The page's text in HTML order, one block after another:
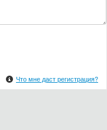
Что мне даст регистрация?